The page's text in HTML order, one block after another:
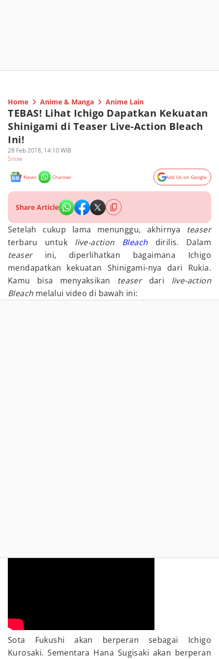
Home Anime & Manga Anime Lain
TEBAS! Lihat Ichigo Dapatkan Kekuatan
Shinigami di Teaser Live-Action Bleach
Ini!
28 Feb 2018, 14:10 WIB
Snow
News Channel Add Us on Google
Share Article
Setelah cukup lama menunggu, akhirnya
teaser
terbaru untuk live-action Bleach dirilis. Dalam
teaser ini, diperlihatkan bagaimana Ichigo
mendapatkan kekuatan Shinigami-nya dari Rukia.
Kamu bisa menyaksikan
teaser dari live-action
Bleach melalui video di bawah ini:
Sota Fukushi akan berperan sebagai Ichigo
Kurosaki. Sementara Hana Sugisaki akan berperan